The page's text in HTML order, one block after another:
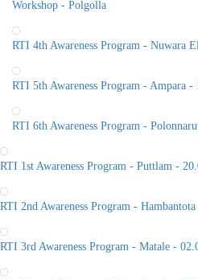
Workshop - Polgolla
RTI 4th Awareness Program - Nuwara
RTI 5th Awareness Program - Ampara -
RTI 6th Awareness Program -
RTI 1st Awareness Program - Puttlam -
RTI 2nd Awareness Program -
RTI 3rd Awareness Program - Matale -